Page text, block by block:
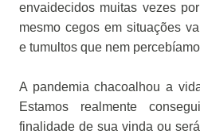
envaidecidos muitas vezes
mesmo cegos em situações
e tumultos que nem
A pandemia chacoalhou a
Estamos realmente
finalidade de sua vinda ou